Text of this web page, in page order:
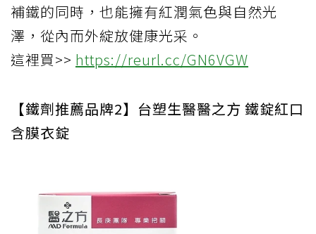
補鐵的同時，也能擁有紅潤氣色與自然光
澤，從內而外綻放健康光采。
這裡買>> https://reurl.cc/GN6VGW
【鐵劑推薦品牌2】台塑生醫醫之方 鐵錠紅口
含膜衣錠